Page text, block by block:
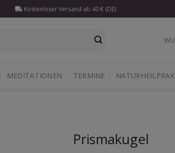
Kostenloser Versand ab 40 € (DE)
MEDITATIONEN TERMINE
Prismakugel